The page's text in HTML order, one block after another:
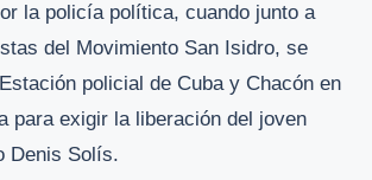
la policía política, cuando junto a
del Movimiento San Isidro, se
policial de Cuba y Chacón en
para exigir la liberación del joven
Denis Solís.